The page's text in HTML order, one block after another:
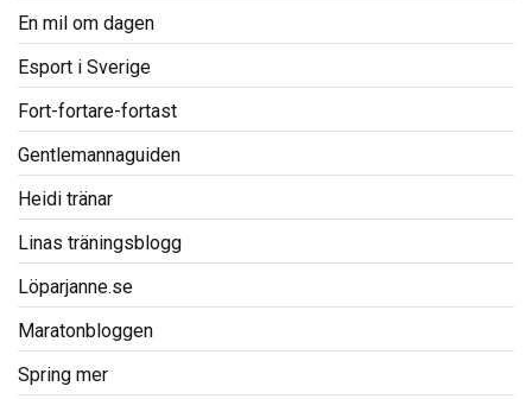
En mil om dagen
Esport i Sverige
Fort-fortare-fortast
Gentlemannaguiden
Heidi tränar
Linas träningsblogg
Löparjanne.se
Maratonbloggen
Spring mer